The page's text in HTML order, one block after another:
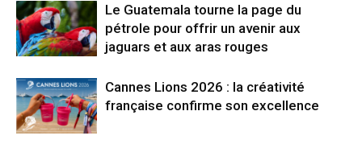
Le Guatemala tourne la page du
pétrole pour offrir un avenir aux
jaguars et aux aras rouges
Cannes Lions 2026 : la créativité
française confirme son excellence